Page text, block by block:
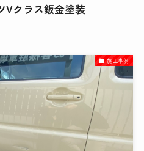
Vクラス鈑金塗装
施工事例